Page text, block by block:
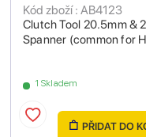
Clutch Tool 20.5mm &
Spanner (common for
Kód zboží : AB4123
1 Skladem
PŘIDAT DO